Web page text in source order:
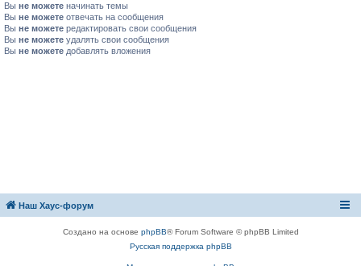
Вы не можете начинать темы
Вы не можете отвечать на сообщения
Вы не можете редактировать свои сообщения
Вы не можете удалять свои сообщения
Вы не можете добавлять вложения
Наш Хаус-форум
Создано на основе phpBB® Forum Software © phpBB Limited
Русская поддержка phpBB